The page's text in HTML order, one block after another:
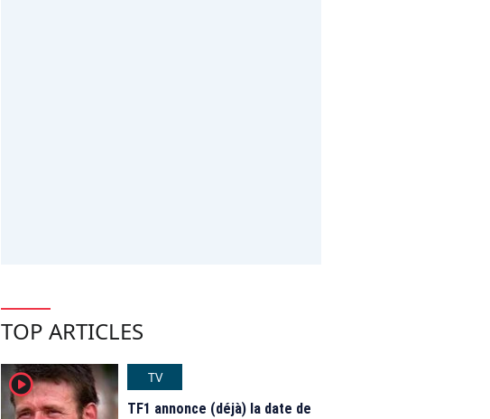
TOP ARTICLES
player2
TV
TF1 annonce (déjà) la date de